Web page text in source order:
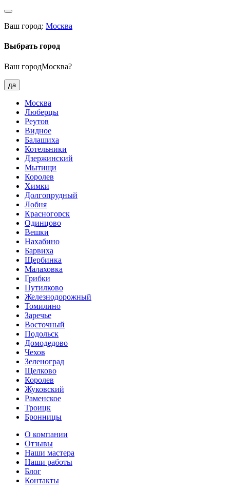
Ваш город: Москва
Выбрать город
Ваш городМосква?
да
Москва
Люберцы
Реутов
Видное
Балашиха
Котельники
Дзержинский
Мытищи
Королев
Химки
Долгопрудный
Лобня
Красногорск
Одинцово
Вешки
Нахабино
Барвиха
Щербинка
Малаховка
Грибки
Путилково
Железнодорожный
Томилино
Заречье
Восточный
Подольск
Домодедово
Чехов
Зеленоград
Щелково
Королев
Жуковский
Раменское
Троицк
Бронницы
О компании
Отзывы
Наши мастера
Наши работы
Блог
Контакты